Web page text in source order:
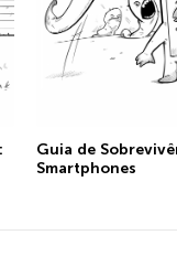
Guia de
Smartphones